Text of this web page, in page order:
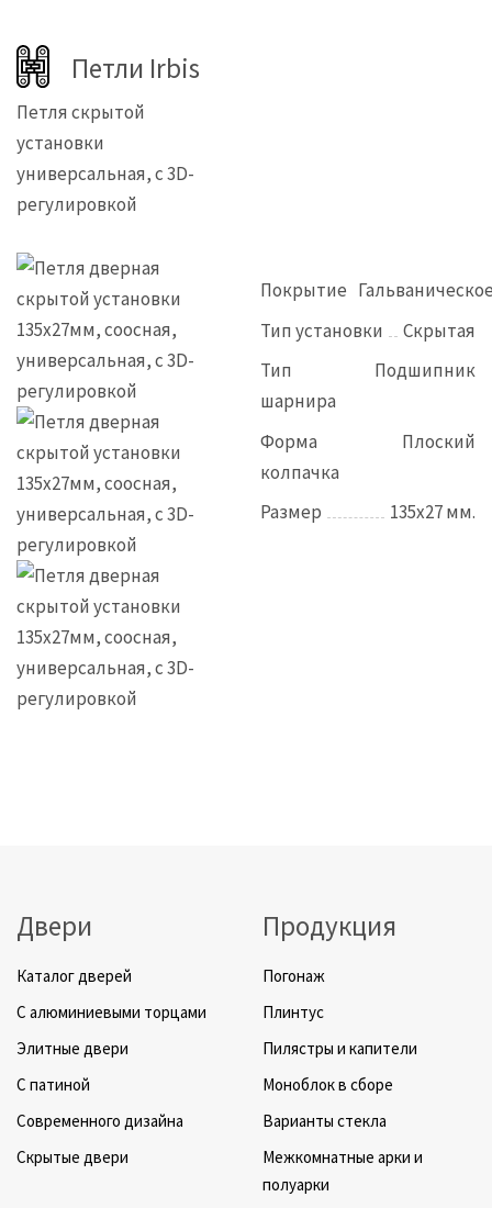
Петли Irbis
Петля скрытой
установки
универсальная, с 3D-
регулировкой
Покрытие
Тип установки
Скрытая
Тип
шарнира
Подшипник
Форма
колпачка
Плоский
Размер 135х27 мм.
Двери
Каталог дверей
C алюминиевыми торцами
Элитные двери
C патиной
Cовременного дизайна
Скрытые двери
Продукция
Погонаж
Плинтус
Пилястры и капители
Моноблок в сборе
Варианты стекла
Межкомнатные арки и
полуарки